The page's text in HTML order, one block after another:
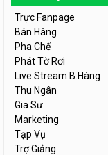
Trực Fanpage
Bán Hàng
Pha Chế
Phát Tờ Rơi
Live Stream B.Hàng
Thu Ngân
Gia Sư
Marketing
Tạp Vụ
Trợ Giảng